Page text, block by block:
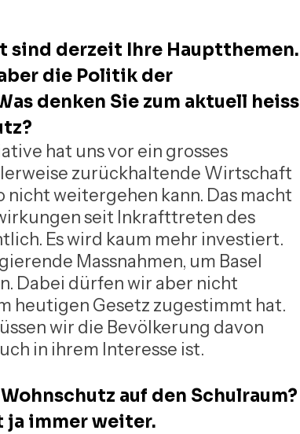
sind derzeit Ihre Hauptthemen.
die Politik der
denken Sie zum aktuell heiss
hat uns vor ein grosses
zurückhaltende Wirtschaft
nicht weitergehen kann. Das macht
seit Inkrafttreten des
Es wird kaum mehr investiert.
Massnahmen, um Basel
Dabei dürfen wir aber nicht
heutigen Gesetz zugestimmt hat.
wir die Bevölkerung davon
in ihrem Interesse ist.
auf den Schulraum?
ja immer weiter.